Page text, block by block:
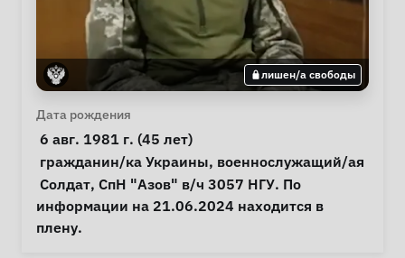
лишен/а свободы
Личная информация
Дата рождения
6 авг. 1981 г. (45 лет)
Особые обстоятельства
гражданин/ка Украины, военнослужащий/ая
Примечания
информации на 21.06.2024 находится в
плену.